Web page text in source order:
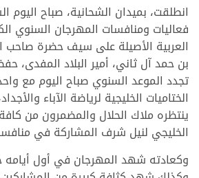
فعاليات ومنافسات المهرجان السنوي
العربية الأصيلة على سيف حضرة صاحب
بن حمد آل ثاني، أمير البلاد المفدى،
تجدد الموعد السنوي صباح اليوم مع
الختاميات الخليجية لرياضة الآباء
ينتظره ملاك الحلال والمضمرون من
الخليجي لنيل شرف المشاركة في
وكعادته شهد المهرجان في أول أيامه